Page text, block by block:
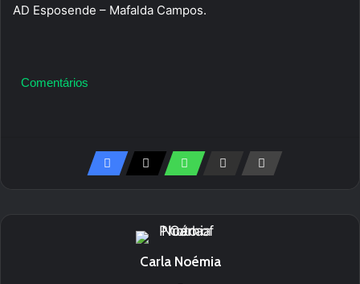
AD Esposende – Mafalda Campos.
Comentários
Carla Noémia